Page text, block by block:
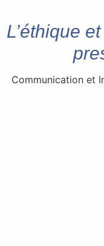
L’éthique
Communication et